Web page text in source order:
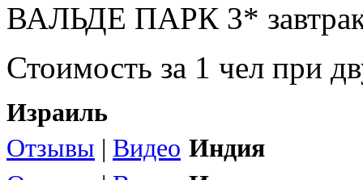
ВАЛЬДЕ ПАРК 3*
Стоимость за 1 чел при
Израиль
Отзывы | Видео Индия